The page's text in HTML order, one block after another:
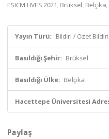
ESICM LIVES 2021, Brüksel,
Yayın Türü: Bildiri / Özet Bildiri
Basıldığı Şehir: Brüksel
Basıldığı Ülke: Belçika
Hacettepe Üniversitesi
Paylaş